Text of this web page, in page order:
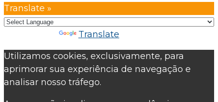
Translate »
Translate
Utilizamos cookies, exclusivamente, para
aprimorar sua experiência de navegação e
analisar nosso tráfego.